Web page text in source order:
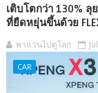
เติบโตกว่า 130%
ที่ยืดหยุ่นขึ้นด้วย
พาแว่นไปดูโลก
CAR